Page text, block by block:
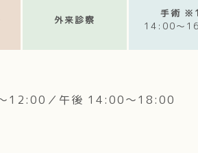
外来診察
手術 ※1
14:00～
12:00／午後 14:00～18:00